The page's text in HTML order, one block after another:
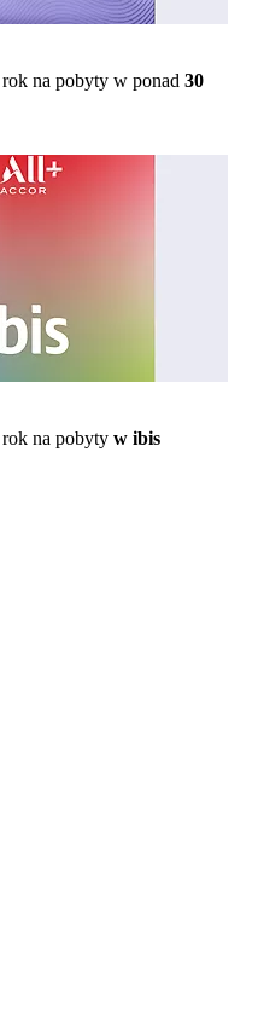
rok na pobyty w ponad 30
rok na pobyty w ibis